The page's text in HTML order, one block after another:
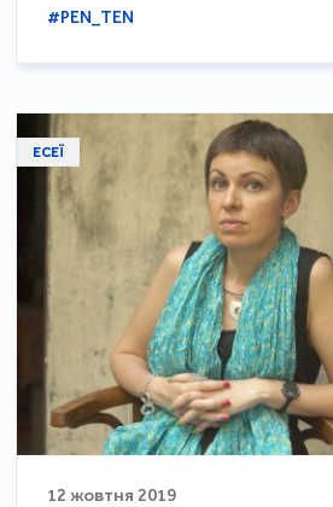
#PEN_TEN
ЕСЕЇ
12 жовтня 2019